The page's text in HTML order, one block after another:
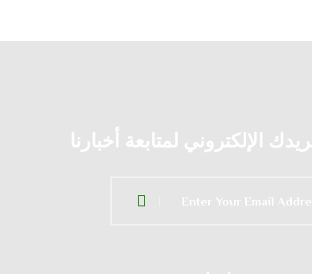
الإلكتروني لمتابعة أخبارنا